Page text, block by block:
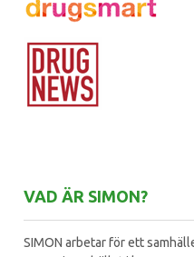
VAD ÄR SIMON?
SIMON arbetar för ett